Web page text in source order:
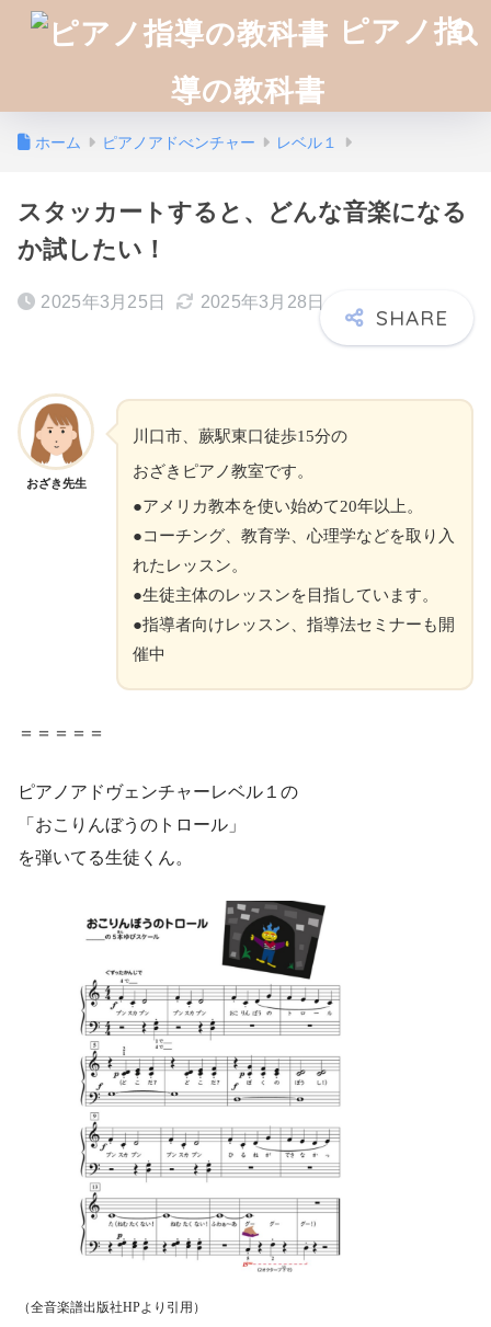
ピアノ指
導の教科書
ホーム ピアノアドべンチャー レベル１
スタッカートすると、どんな音楽になる
か試したい！
2025年3月25日 2025年3月28日
おざき先生
川口市、蕨駅東口徒歩15分の
おざきピアノ教室です。
●アメリカ教本を使い始めて20年以上。
●コーチング、教育学、心理学などを取り入
れたレッスン。
●生徒主体のレッスンを目指しています。
●指導者向けレッスン、指導法セミナーも開
催中
＝＝＝＝＝
ピアノアドヴェンチャーレベル１の
「おこりんぼうのトロール」
を弾いてる生徒くん。
（全音楽譜出版社HPより引用）